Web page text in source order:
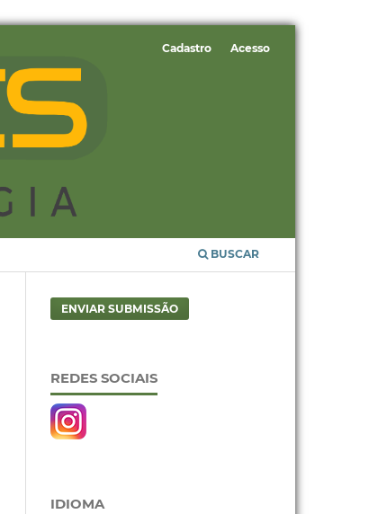
BUSCAR
Cadastro Acesso
ENVIAR SUBMISSÃO
REDES SOCIAIS
IDIOMA